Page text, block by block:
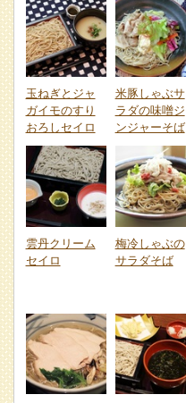
玉ねぎとジャ
ガイモのすり
おろしセイロ
米豚しゃぶサ
ラダの味噌ジ
ンジャーそば
雲丹クリーム
セイロ
梅冷しゃぶの
サラダそば